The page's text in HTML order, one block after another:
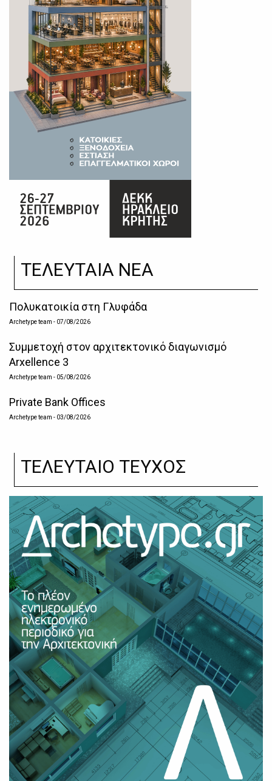
ΤΕΛΕΥΤΑΙΑ ΝΕΑ
Πολυκατοικία στη Γλυφάδα
Archetype team - 07/08/2026
Συμμετοχή στον αρχιτεκτονικό διαγωνισμό
Arxellence 3
Archetype team - 05/08/2026
Private Bank Offices
Archetype team - 03/08/2026
ΤΕΛΕΥΤΑΙΟ ΤΕΥΧΟΣ